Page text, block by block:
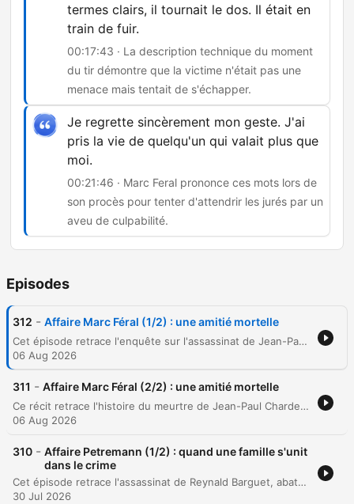
termes clairs, il tournait le dos. Il était en
train de fuir.
00:17:43 · La description technique du moment
du tir démontre que la victime n'était pas une
menace mais tentait de s'échapper.
Je regrette sincèrement mon geste. J'ai
pris la vie de quelqu'un qui valait plus que
moi.
00:21:46 · Marc Feral prononce ces mots lors de
son procès pour tenter d'attendrir les jurés par un
aveu de culpabilité.
Episodes
312 - Affaire Marc Féral (1/2) : une amitié mortelle
Cet épisode retrace l'enquête sur l'assassinat de Jean-Paul Chardenou par Marc Feral, révélant comment le suspect a manipulé les enquêteurs en utilisant l'identité de sa victime pour envoyer des menaces. L'enquête explore également l'obsession de Feral pour une femme nommée Martine et les soupçons de meurtres en série liés à la disparition d'un gendarme. Le récit détaille les preuves balistiques démontrant que Marc Feral a mis en scène une tentative de suicide pour masquer une exécution préméditée. Enfin, l'épisode revient sur son procès à Rodez, où l'accusé a tenté une stratégie de mea culpa avant d'être condamné à 24 ans de réclusion criminelle.
06 Aug 2026
311 - Affaire Marc Féral (2/2) : une amitié mortelle
Ce récit retrace l'histoire du meurtre de Jean-Paul Chardenou, un garagiste abattu en 2010 par son ami Marc Feral. L'enquête explore les mobiles passionnels liés à Martine, l'ex-compagne de l'assassin et nouvelle amante de la victime. L'épisode détaille les motivations de Marc Feral, marquées par une trahison amoureuse et un harcèlement téléphonique humiliant. Les tensions et les menaces perçues ont finalement conduit à l'affrontement fatal au garage des Chardenou.
06 Aug 2026
310 - Affaire Petremann (1/2) : quand une famille s'unit
dans le crime
Cet épisode retrace l'assassinat de Reynald Barguet, abattu par balle dans sa caravane en février 2016. L'enquête révèle l'implication de son ex-compagne Coralie et de son nouveau compagnon Alexandre Petroman, ce dernier ayant avoué avoir orchestré le meurtre pour protéger Coralie. L'investigation explore également la thèse d'une manipulation par la belle-mère, Valérie Andrieux. Les enquêteurs soupçonnent que cette dernière soit le véritable cerveau de l'opération, s'appuyant sur des indices tels que des achats suspects et une communication intense avec Alexandre Petroman la nuit des faits.
30 Jul 2026